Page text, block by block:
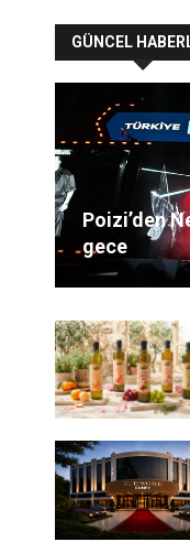
GÜNCEL
Poizi’den
gece